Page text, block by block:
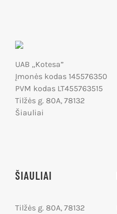
UAB „Kotesa”
Įmonės kodas 145576350
PVM kodas LT455763515
Tilžės g. 80A, 78132
Šiauliai
ŠIAULIAI
Tilžės g. 80A, 78132